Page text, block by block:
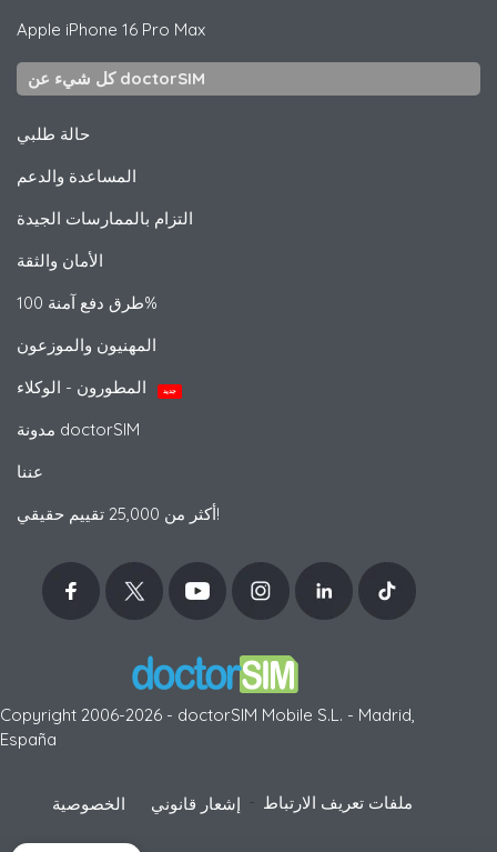
Apple iPhone 16 Pro Max
كل شيء عن doctorSIM
حالة طلبي
المساعدة والدعم
التزام بالممارسات الجيدة
الأمان والثقة
طرق دفع آمنة 100%
المهنيون والموزعون
جديد
مدونة doctorSIM
عننا
أكثر من 25,000 تقييم حقيقي!
Copyright 2006-2026 - doctorSIM Mobile S.L. - Madrid,
España
الخصوصية إشعار قانوني ملفات تعريف الارتباط